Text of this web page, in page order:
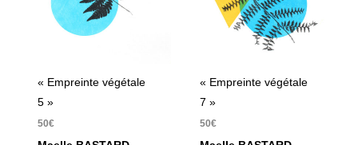
« Empreinte végétale
5 »
50€
« Empreinte végétale
7 »
50€